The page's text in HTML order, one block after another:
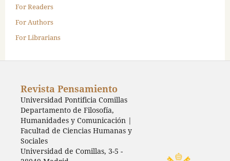
For Readers
For Authors
For Librarians
Revista Pensamiento
Universidad Pontificia Comillas
Departamento de Filosofía,
Humanidades y Comunicación |
Facultad de Ciencias Humanas y
Sociales
Universidad de Comillas, 3-5 -